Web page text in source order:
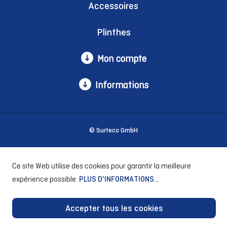
Accessoires
Plinthes
Mon compte
Informations
© Surteco GmbH
Ce site Web utilise des cookies pour garantir la meilleure
expérience possible. PLUS D'INFORMATIONS...
Accepter tous les cookies